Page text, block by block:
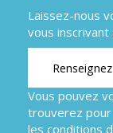
Laissez-nous
vous
Vous pouvez
trouverez pour
les conditions